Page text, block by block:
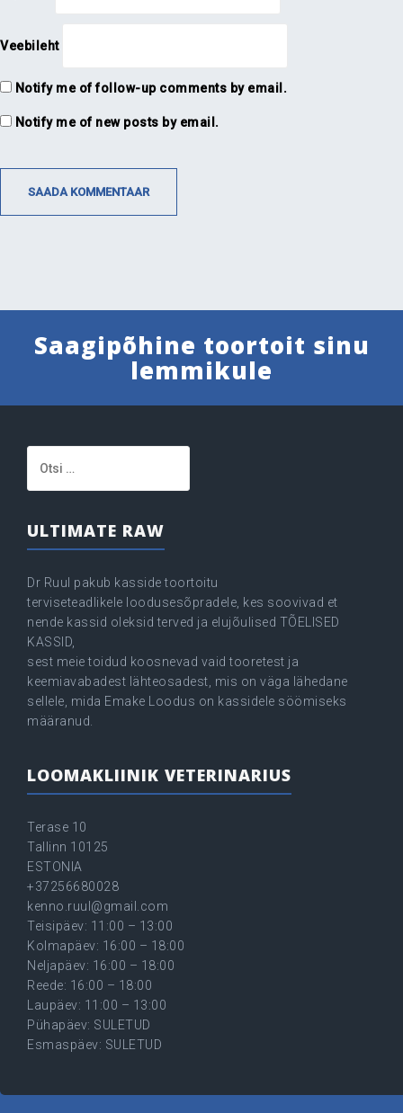
Veebileht
Notify me of follow-up comments by email.
Notify me of new posts by email.
Saagipõhine toortoit sinu
lemmikule
ULTIMATE RAW
Dr Ruul pakub kasside toortoitu
terviseteadlikele loodusesõpradele, kes soovivad et
nende kassid oleksid terved ja elujõulised TÕELISED
KASSID,
sest meie toidud koosnevad vaid tooretest ja
keemiavabadest lähteosadest, mis on väga lähedane
sellele, mida Emake Loodus on kassidele söömiseks
määranud.
LOOMAKLIINIK VETERINARIUS
Terase 10
Tallinn 10125
ESTONIA
+37256680028
kenno.ruul@gmail.com
Teisipäev: 11:00 – 13:00
Kolmapäev: 16:00 – 18:00
Neljapäev: 16:00 – 18:00
Reede: 16:00 – 18:00
Laupäev: 11:00 – 13:00
Pühapäev: SULETUD
Esmaspäev: SULETUD